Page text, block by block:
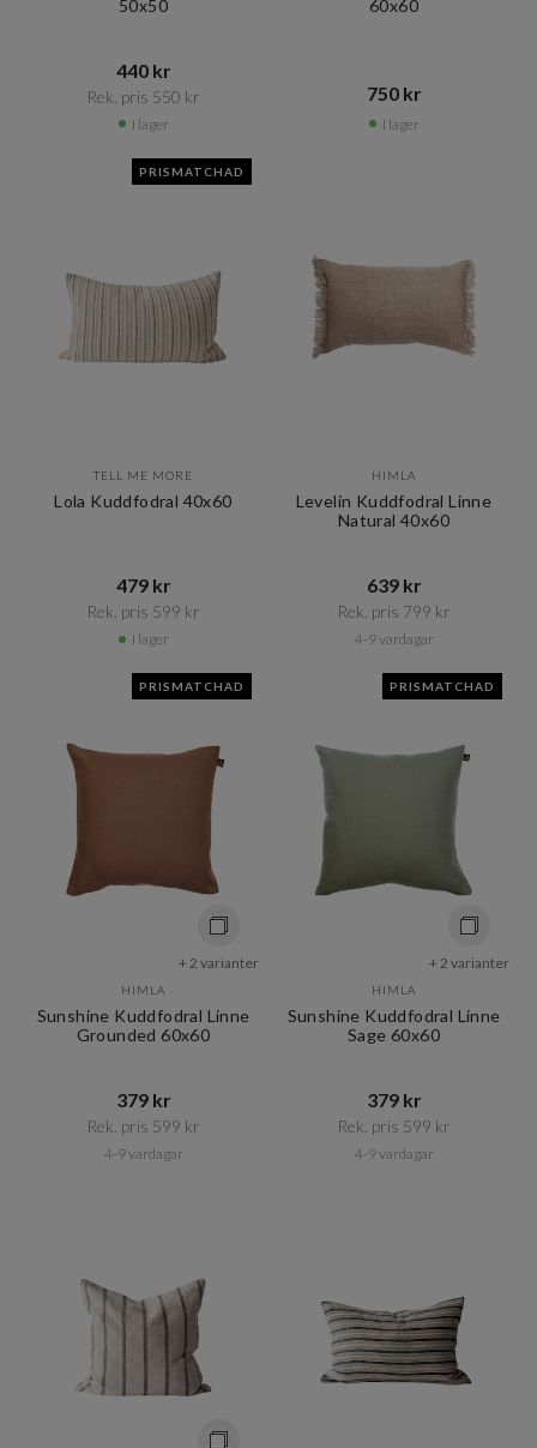
50x50
440 kr​​
Rek. pris 550 kr​​
I lager
60x60
750 kr​​
I lager
PRISMATCHAD
TELL ME MORE
Lola Kuddfodral 40x60
479 kr​​
Rek. pris 599 kr​​
I lager
HIMLA
Levelin Kuddfodral Linne
Natural 40x60
639 kr​​
Rek. pris 799 kr​​
4-9 vardagar
PRISMATCHAD
+ 2 varianter
HIMLA
Sunshine Kuddfodral Linne
Grounded 60x60
379 kr​​
Rek. pris 599 kr​​
4-9 vardagar
PRISMATCHAD
+ 2 varianter
HIMLA
Sunshine Kuddfodral Linne
Sage 60x60
379 kr​​
Rek. pris 599 kr​​
4-9 vardagar